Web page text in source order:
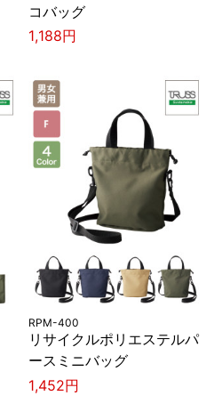
コバッグ
1,188円
RPM-400
リサイクルポリエステルパ
ースミニバッグ
1,452円